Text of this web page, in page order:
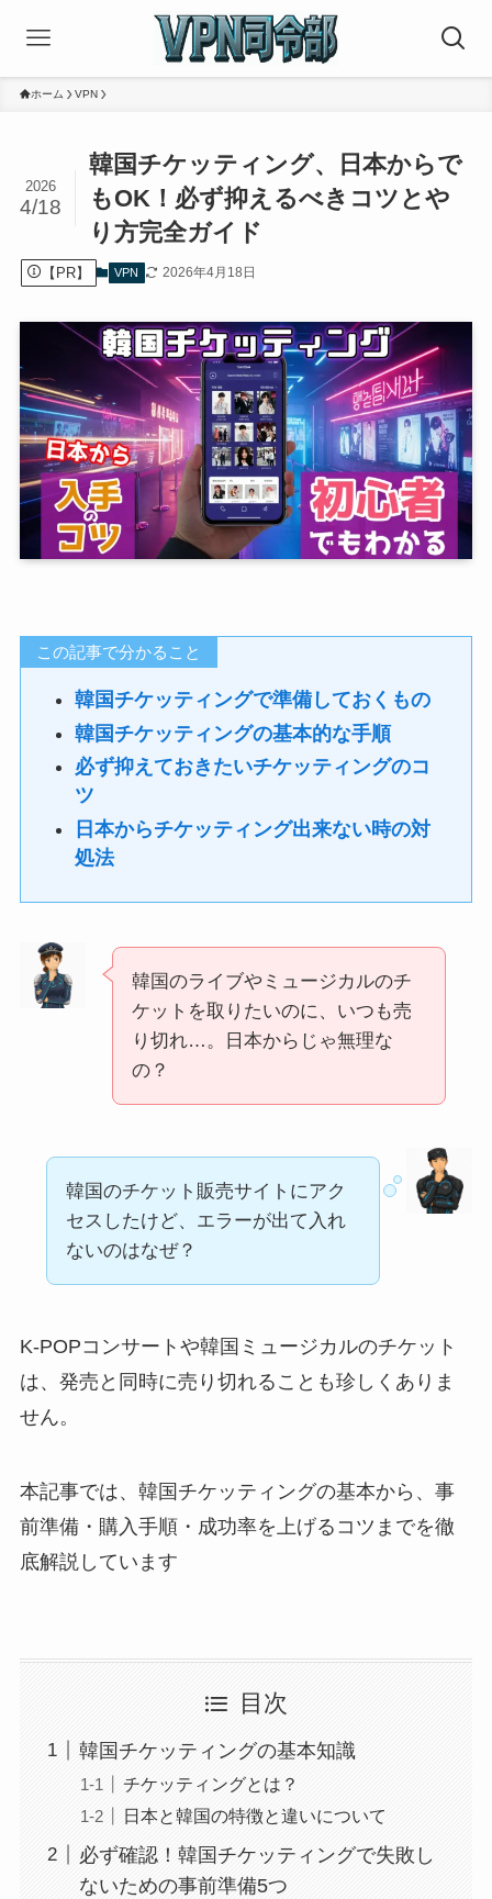
ホーム VPN
韓国チケッティング、日本からで
もOK！必ず抑えるべきコツとや
り方完全ガイド
2026
4/18
【PR】 VPN 2026年4月18日
この記事で分かること
韓国チケッティングで準備しておくもの
韓国チケッティングの基本的な手順
必ず抑えておきたいチケッティングのコ
ツ
日本からチケッティング出来ない時の対
処法
韓国のライブやミュージカルのチ
ケットを取りたいのに、いつも売
り切れ…。日本からじゃ無理な
の？
韓国のチケット販売サイトにアク
セスしたけど、エラーが出て入れ
ないのはなぜ？
K-POPコンサートや韓国ミュージカルのチケット
は、発売と同時に売り切れることも珍しくありま
せん。
本記事では、韓国チケッティングの基本から、事
前準備・購入手順・成功率を上げるコツまでを徹
底解説しています
目次
韓国チケッティングの基本知識
チケッティングとは？
日本と韓国の特徴と違いについて
必ず確認！韓国チケッティングで失敗し
ないための事前準備5つ